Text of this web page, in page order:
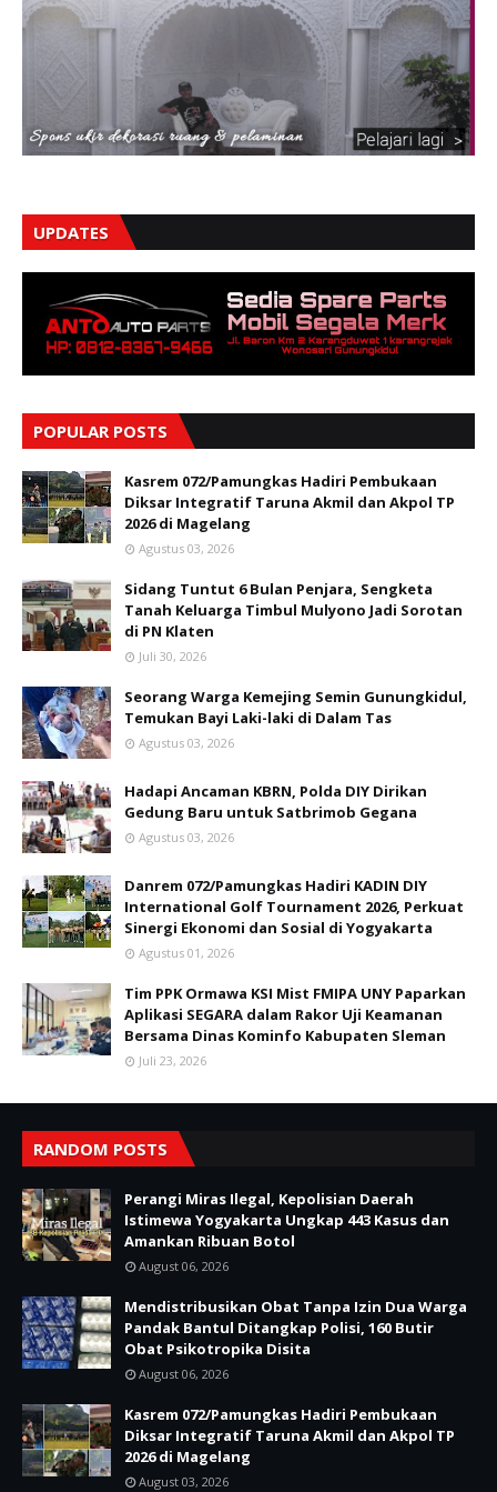
UPDATES
POPULAR POSTS
Kasrem 072/Pamungkas Hadiri Pembukaan
Diksar Integratif Taruna Akmil dan Akpol TP
2026 di Magelang
Agustus 03, 2026
Sidang Tuntut 6 Bulan Penjara, Sengketa
Tanah Keluarga Timbul Mulyono Jadi Sorotan
di PN Klaten
Juli 30, 2026
Seorang Warga Kemejing Semin Gunungkidul,
Temukan Bayi Laki-laki di Dalam Tas
Agustus 03, 2026
Hadapi Ancaman KBRN, Polda DIY Dirikan
Gedung Baru untuk Satbrimob Gegana
Agustus 03, 2026
Danrem 072/Pamungkas Hadiri KADIN DIY
International Golf Tournament 2026, Perkuat
Sinergi Ekonomi dan Sosial di Yogyakarta
Agustus 01, 2026
Tim PPK Ormawa KSI Mist FMIPA UNY Paparkan
Aplikasi SEGARA dalam Rakor Uji Keamanan
Bersama Dinas Kominfo Kabupaten Sleman
Juli 23, 2026
RANDOM POSTS
Perangi Miras Ilegal, Kepolisian Daerah
Istimewa Yogyakarta Ungkap 443 Kasus dan
Amankan Ribuan Botol
August 06, 2026
Mendistribusikan Obat Tanpa Izin Dua Warga
Pandak Bantul Ditangkap Polisi, 160 Butir
Obat Psikotropika Disita
August 06, 2026
Kasrem 072/Pamungkas Hadiri Pembukaan
Diksar Integratif Taruna Akmil dan Akpol TP
2026 di Magelang
August 03, 2026